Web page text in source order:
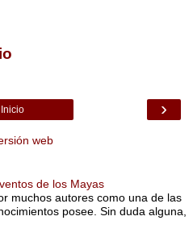
›
Inicio
web
de los Mayas
muchos autores como una de las
posee. Sin duda alguna,